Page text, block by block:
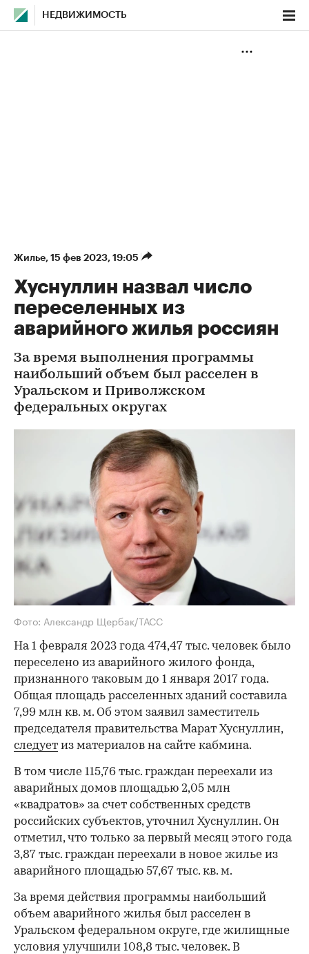
НЕДВИЖИМОСТЬ
Жилье⁠, 15 фев 2023, 19:05
Хуснуллин назвал число
переселенных из
аварийного жилья россиян
За время выполнения программы
наибольший объем был расселен в
Уральском и Приволжском
федеральных округах
Фото: Александр Щербак/ТАСС
На 1 февраля 2023 года 474,47 тыс. человек было
переселено из аварийного жилого фонда,
признанного таковым до 1 января 2017 года.
Общая площадь расселенных зданий составила
7,99 млн кв. м. Об этом заявил заместитель
председателя правительства Марат Хуснуллин,
следует из материалов на сайте кабмина.
В том числе 115,76 тыс. граждан переехали из
аварийных домов площадью 2,05 млн
«квадратов» за счет собственных средств
российских субъектов, уточнил Хуснуллин. Он
отметил, что только за первый месяц этого года
3,87 тыс. граждан переехали в новое жилье из
аварийного площадью 57,67 тыс. кв. м.
За время действия программы наибольший
объем аварийного жилья был расселен в
Уральском федеральном округе, где жилищные
условия улучшили 108,8 тыс. человек. В